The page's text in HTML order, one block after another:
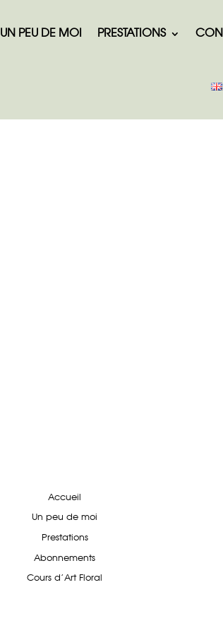
UN PEU DE MOI PRESTATIONS
Accueil
Un peu de moi
Prestations
Abonnements
Cours d'Art Floral